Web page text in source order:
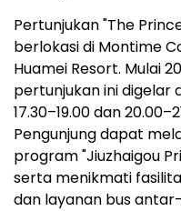
Pertunjukan "The
berlokasi di Montime
Huamei Resort. Mulai
pertunjukan ini digelar
17.30–19.00 dan
Pengunjung dapat
program "Jiuzhaigou
serta menikmati
dan layanan bus